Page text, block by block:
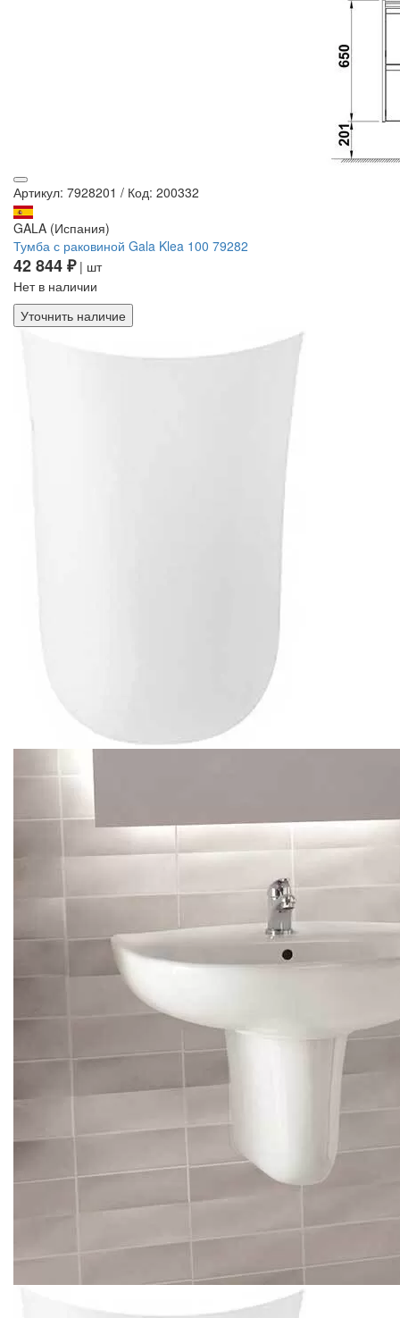
Артикул: 7928201 / Код: 200332
GALA (Испания)
Тумба с раковиной Gala Klea 100 79282
42 844 ₽| шт
Нет в наличии
Уточнить наличие